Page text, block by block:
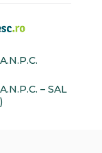
– SAL